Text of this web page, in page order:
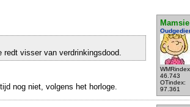
Mamsie
46.743
OTindex:
97.361
redt visser van verdrinkingsdood.
nog niet, volgens het horloge.